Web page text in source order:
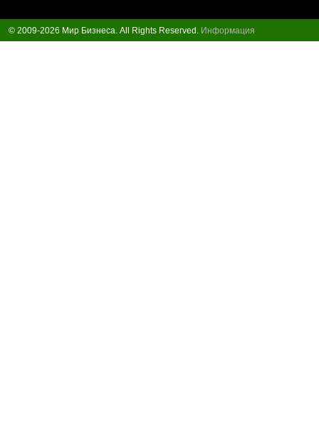
© 2009-2026 Мир Бизнеса. All Rights Reserved. Информация